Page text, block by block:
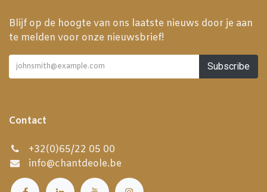
Blijf op de hoogte van ons laatste nieuws door je aan
te melden voor onze nieuwsbrief!
Subscribe
Contact
+32(0)65/22 05 00
info@chantdeole.be